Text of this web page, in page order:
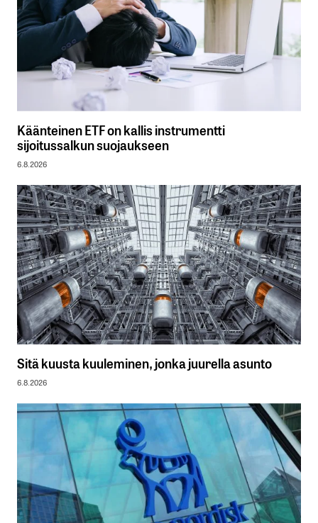
Käänteinen ETF on kallis instrumentti
sijoitussalkun suojaukseen
6.8.2026
Sitä kuusta kuuleminen, jonka juurella asunto
6.8.2026